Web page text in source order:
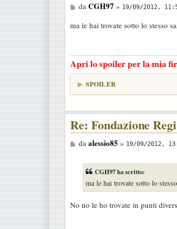
M
s
a
g
i
da CGH97 » 19/09/2012,
ma le hai trovate sotto lo stesso
Apri lo spoiler per la mia
SPOILER
Re: Fondazione
M
g
da alessio85 » 19/09/2012,
CGH97 ha scritto:
ma le hai trovate sotto lo
No no le ho trovate in punti